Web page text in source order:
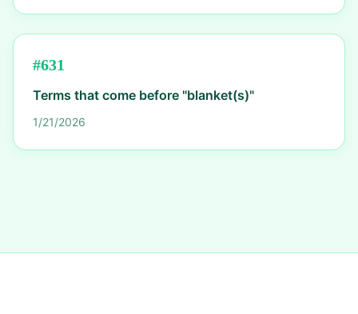
#631
Terms that come before "blanket(s)"
1/21/2026